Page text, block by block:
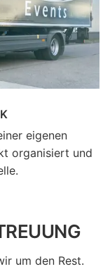
eigenen
organisiert und
um den Rest.